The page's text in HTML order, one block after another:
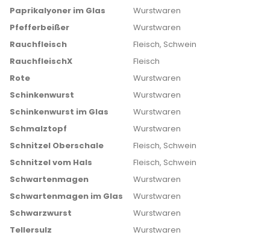
Paprikalyoner im Glas
Wurstwaren
Pfefferbeißer
Wurstwaren
Rauchfleisch
Fleisch, Schwein
RauchfleischX
Fleisch
Rote
Wurstwaren
Schinkenwurst
Wurstwaren
Schinkenwurst im Glas
Wurstwaren
Schmalztopf
Wurstwaren
Schnitzel Oberschale
Fleisch, Schwein
Schnitzel vom Hals
Fleisch, Schwein
Schwartenmagen
Wurstwaren
Schwartenmagen im Glas
Wurstwaren
Schwarzwurst
Wurstwaren
Tellersulz
Wurstwaren